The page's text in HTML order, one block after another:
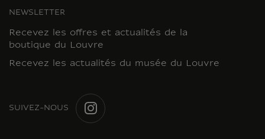
NEWSLETTER
Recevez les offres et actualités de la
boutique du Louvre
Recevez les actualités du musée du Louvre
SUIVEZ-NOUS